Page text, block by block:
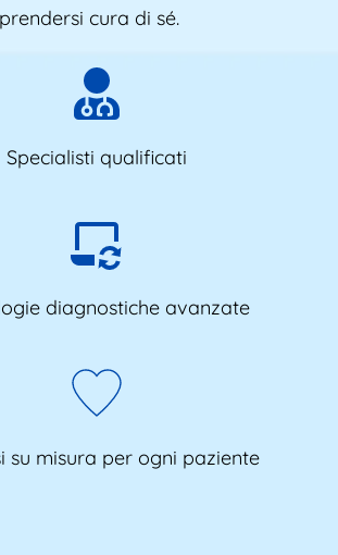
cura di sé.
Specialisti qualificati
diagnostiche avanzate
su misura per ogni paziente